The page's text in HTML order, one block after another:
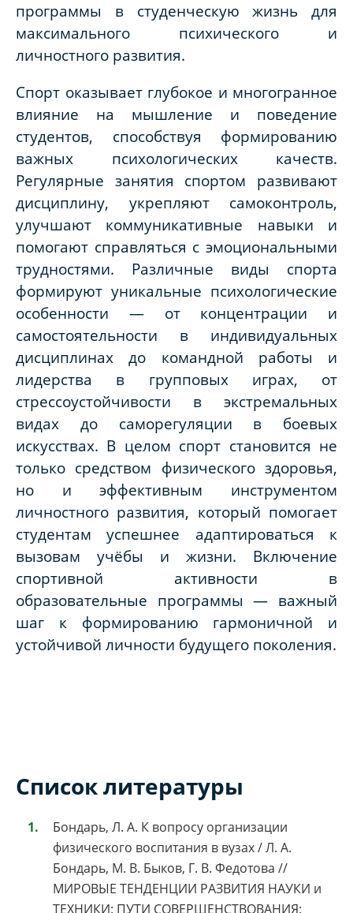
программы в студенческую жизнь для
максимального психического и
личностного развития.
Спорт оказывает глубокое и многогранное
влияние на мышление и поведение
студентов, способствуя формированию
важных психологических качеств.
Регулярные занятия спортом развивают
дисциплину, укрепляют самоконтроль,
улучшают коммуникативные навыки и
помогают справляться с эмоциональными
трудностями. Различные виды спорта
формируют уникальные психологические
особенности — от концентрации и
самостоятельности в индивидуальных
дисциплинах до командной работы и
лидерства в групповых играх, от
стрессоустойчивости в экстремальных
видах до саморегуляции в боевых
искусствах. В целом спорт становится не
только средством физического здоровья,
но и эффективным инструментом
личностного развития, который помогает
студентам успешнее адаптироваться к
вызовам учёбы и жизни. Включение
спортивной активности в
образовательные программы — важный
шаг к формированию гармоничной и
устойчивой личности будущего поколения.
Список литературы
Бондарь, Л. А. К вопросу организации
физического воспитания в вузах / Л. А.
Бондарь, М. В. Быков, Г. В. Федотова //
МИРОВЫЕ ТЕНДЕНЦИИ РАЗВИТИЯ НАУКИ и
ТЕХНИКИ: ПУТИ СОВЕРШЕНСТВОВАНИЯ: